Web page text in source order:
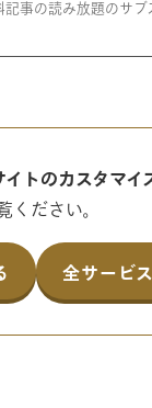
事の読み放題のサブ
トのカスタマイ
ください。
全サービ